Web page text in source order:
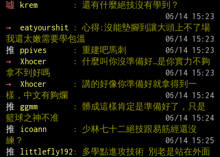
噓
krem
: 還有什麼絕技沒有學到？
→
eatyourshit
: 心得:沒能墊腳到讓大頭上不了場
我還太嫩需要學包溫
推
ppives : 重建吧馬刺
→
Xhocer
: 什麼叫你沒準備好…是你實力不夠
拿不到好嗎
→
Xhocer
: 講的好像你準備好就拿得到一
樣，中文有夠爛
推
ggmm
: 髒成這樣肯定是準備好了，只是
籃球之神不准
推
icoann
: 少林七十二絕技跟易筋經還沒
練？
推
littlefly192 : 多學點進攻技術 別老是站在外面